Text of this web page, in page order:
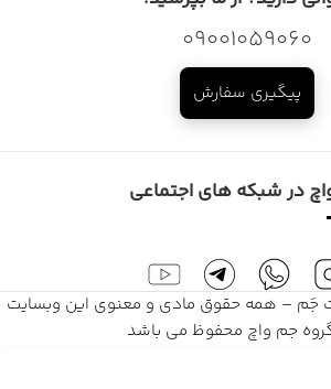
09001059060
پیگیری سفارش
در شبکه های اجتماعی
2025© ساعت جَم – همه حقوق مادی و معنوی این وبسایت
جم واچ محفوظ می باشد